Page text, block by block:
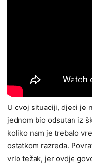
U ovoj situaciji, djeci je
jednom bio odsutan iz
koliko nam je trebalo
ostatkom razreda.
vrlo težak, jer ovdje